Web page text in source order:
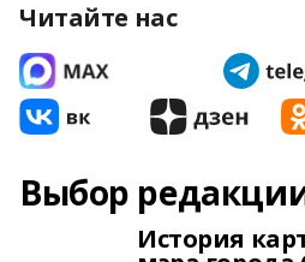
Читайте нас
Выбор
История